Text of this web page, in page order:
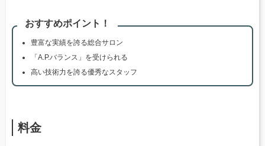
おすすめポイント！
豊富な実績を誇る総合サロン
「A.P.バランス」を受けられる
高い技術力を誇る優秀なスタッフ
料金